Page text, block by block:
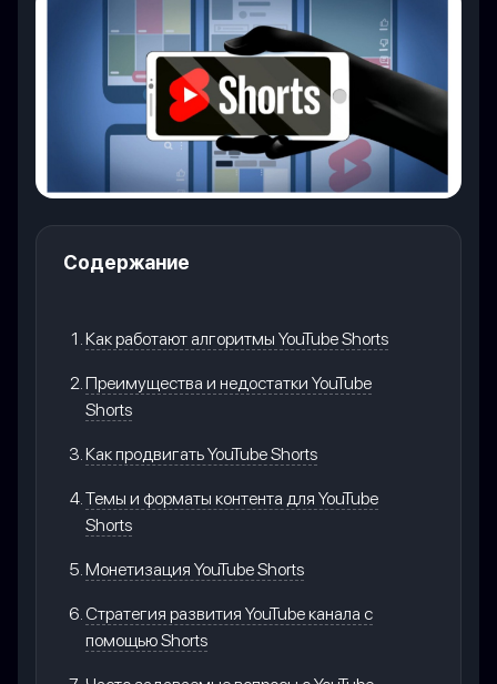
Содержание
Как работают алгоритмы YouTube Shorts
Преимущества и недостатки YouTube
Shorts
Как продвигать YouTube Shorts
Темы и форматы контента для YouTube
Shorts
Монетизация YouTube Shorts
Стратегия развития YouTube канала с
помощью Shorts